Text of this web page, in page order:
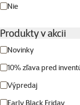
Nie
Produkty v akcii
Novinky
10% zľava pred
Výpredaj
Early Black Friday